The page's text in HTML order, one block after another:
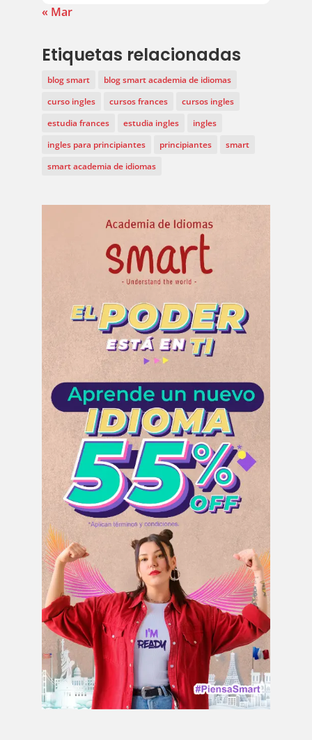
« Mar
Etiquetas relacionadas
blog smart
blog smart academia de idiomas
curso ingles
cursos frances
cursos ingles
estudia frances
estudia ingles
ingles
ingles para principiantes
principiantes
smart
smart academia de idiomas